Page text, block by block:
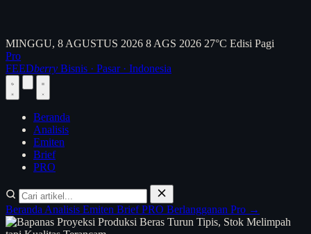
MINGGU, 8 AGUSTUS 2026 8 AGS 2026 27°C Edisi Pagi
Pro
FEEDberry Bisnis · Pasar · Indonesia
Beranda
Analisis
Emiten
Brief
PRO
Beranda Analisis Emiten BriefPRO Berlangganan Pro →